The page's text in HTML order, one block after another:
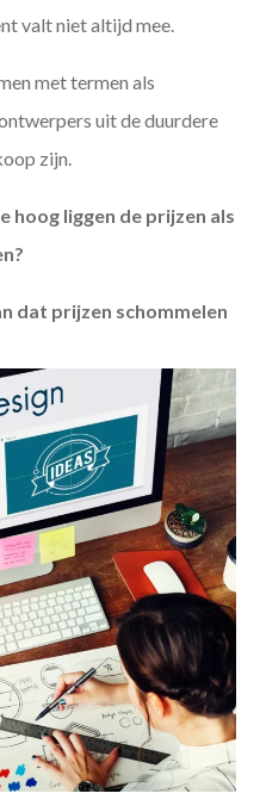
valt niet altijd mee.
met termen als
uit de duurdere
zijn.
hoog liggen de prijzen als
dat prijzen schommelen